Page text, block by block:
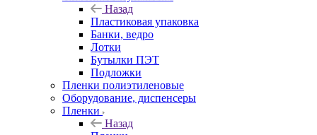
Назад
Пластиковая упаковка
Банки, ведро
Лотки
Бутылки ПЭТ
Подложки
Пленки полиэтиленовые
Оборудование, диспенсеры
Пленки
Назад